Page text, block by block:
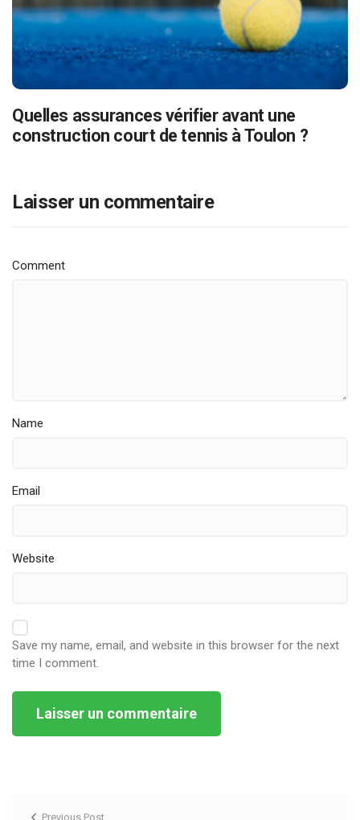
Quelles assurances vérifier avant une
construction court de tennis à Toulon ?
Laisser un commentaire
Comment
Name
Email
Website
Save my name, email, and website in this browser for the next
time I comment.
Previous Post